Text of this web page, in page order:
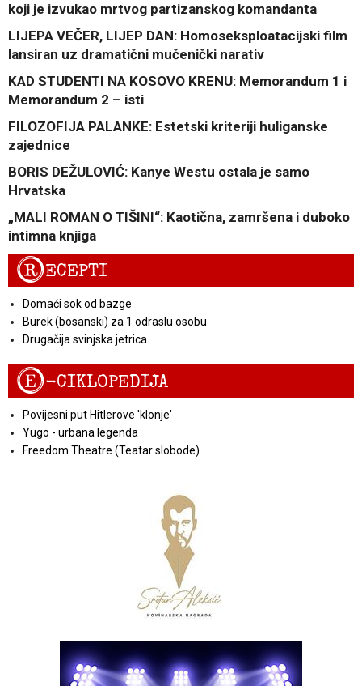
koji je izvukao mrtvog partizanskog komandanta
LIJEPA VEČER, LIJEP DAN: Homoseksploatacijski film
lansiran uz dramatični mučenički narativ
KAD STUDENTI NA KOSOVO KRENU: Memorandum 1 i
Memorandum 2 – isti
FILOZOFIJA PALANKE: Estetski kriteriji huliganske
zajednice
BORIS DEŽULOVIĆ: Kanye Westu ostala je samo
Hrvatska
„MALI ROMAN O TIŠINI“: Kaotična, zamršena i duboko
intimna knjiga
RECEPTI
Domaći sok od bazge
Burek (bosanski) za 1 odraslu osobu
Drugačija svinjska jetrica
E-CIKLOPEDIJA
Povijesni put Hitlerove 'klonje'
Yugo - urbana legenda
Freedom Theatre (Teatar slobode)